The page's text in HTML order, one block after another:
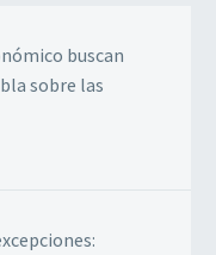
buscan
sobre las